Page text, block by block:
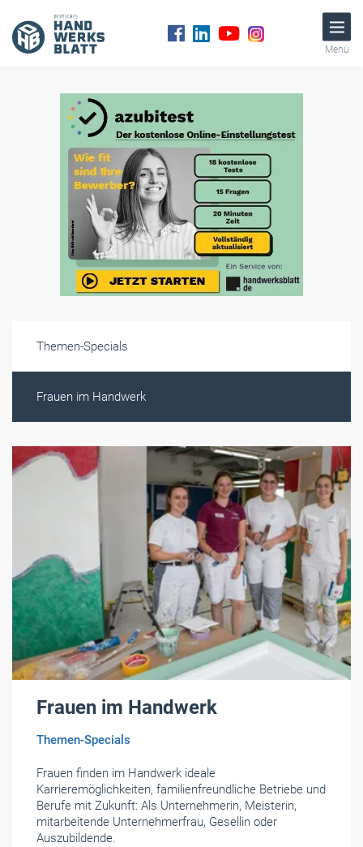
Menü
Themen-Specials
Frauen im Handwerk
Frauen im Handwerk
Themen-Specials
Frauen finden im Handwerk ideale
Karrieremöglichkeiten, familienfreundliche Betriebe und
Berufe mit Zukunft: Als Unternehmerin, Meisterin,
mitarbeitende Unternehmerfrau, Gesellin oder
Auszubildende.